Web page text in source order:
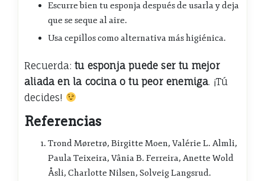
Escurre bien tu esponja después de usarla y deja
que se seque al aire.
Usa cepillos como alternativa más higiénica.
Recuerda: tu esponja puede ser tu mejor
aliada en la cocina o tu peor enemiga. ¡Tú
decides!
Referencias
Trond Møretrø, Birgitte Moen, Valérie L. Almli,
Paula Teixeira, Vânia B. Ferreira, Anette Wold
Åsli, Charlotte Nilsen, Solveig Langsrud.